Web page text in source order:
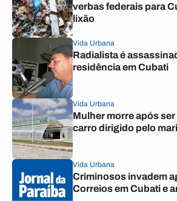
verbas federais para
lixão
Vida Urbana
Radialista é
residência em Cubati
Vida Urbana
Mulher morre após
carro dirigido pelo
Vida Urbana
Criminosos invadem
Correios em Cubati e